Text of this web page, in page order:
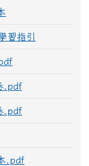
習指引
.pdf
.pdf
.pdf